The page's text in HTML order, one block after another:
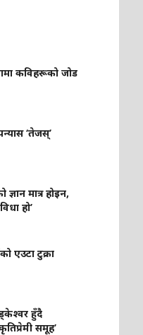
कविहरूको जोड
‘तेजस्’
मात्र होइन,
हो’
एउटा टुक्रा
हुँदै
समूह’